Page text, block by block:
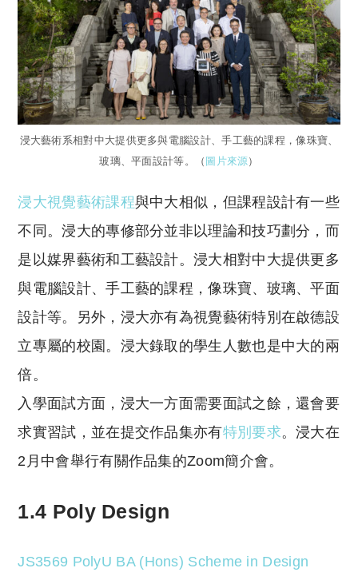
浸大藝術系相對中大提供更多與電腦設計、手工藝的課程，像珠寶、
玻璃、平面設計等。（ 圖片來源）
浸大視覺藝術課程與中大相似，但課程設計有一些
不同。浸大的專修部分並非以理論和技巧劃分，而
是以媒界藝術和工藝設計。浸大相對中大提供更多
與電腦設計、手工藝的課程，像珠寶、玻璃、平面
設計等。另外，浸大亦有為視覺藝術特別在啟德設
立專屬的校園。浸大錄取的學生人數也是中大的兩
倍。
入學面試方面，浸大一方面需要面試之餘，還會要
求實習試，並在提交作品集亦有特別要求。浸大在
2月中會舉行有關作品集的Zoom簡介會。
1.4 Poly Design
JS3569 PolyU BA (Hons) Scheme in Design